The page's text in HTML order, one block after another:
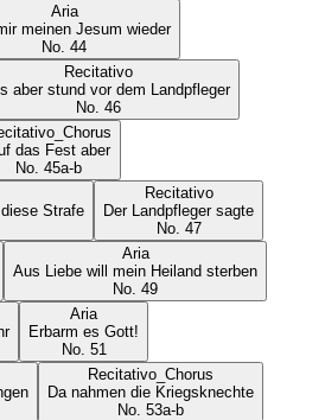
Aria
meinen Jesum wieder
No. 44
Recitativo
aber stund vor dem Landpfleger
No. 46
das Fest aber
No. 45a-b
Strafe
Recitativo
Der Landpfleger sagte
No. 47
Aria
Aus Liebe will mein Heiland sterben
No. 49
Aria
Erbarm es Gott!
No. 51
Recitativo_Chorus
Da nahmen die Kriegsknechte
No. 53a-b